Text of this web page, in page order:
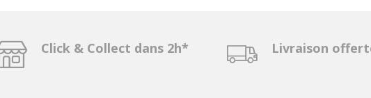
Click & Collect dans 2h* Livraison